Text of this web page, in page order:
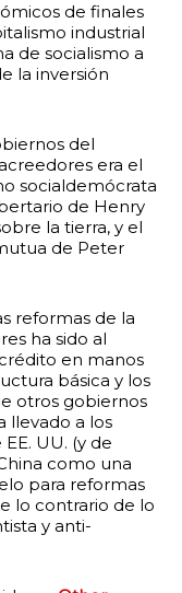
de finales
industrial
de socialismo a
la inversión
del
era el
socialdemócrata
de Henry
la tierra, y el
de Peter
reformas de la
ha sido al
en manos
básica y los
otros gobiernos
llevado a los
UU. (y de
como una
para reformas
lo contrario de lo
y anti-